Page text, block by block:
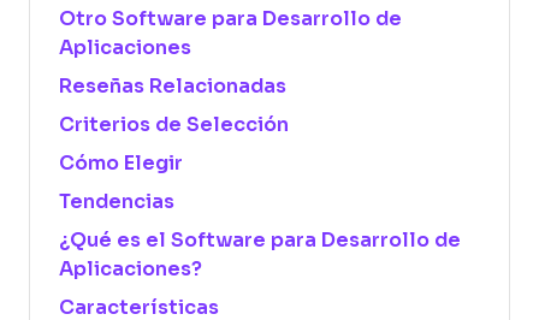
Otro Software para Desarrollo de
Aplicaciones
Reseñas Relacionadas
Criterios de Selección
Cómo Elegir
Tendencias
¿Qué es el Software para Desarrollo de
Aplicaciones?
Características